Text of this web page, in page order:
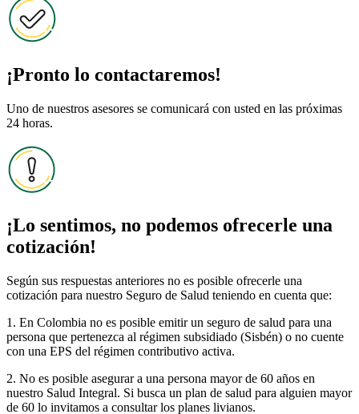
¡Pronto lo contactaremos!
Uno de nuestros asesores se comunicará con usted en las próximas
24 horas.
¡Lo sentimos, no podemos ofrecerle una
cotización!
Según sus respuestas anteriores no es posible ofrecerle una
cotización para nuestro Seguro de Salud teniendo en cuenta que:
1. En Colombia no es posible emitir un seguro de salud para una
persona que pertenezca al régimen subsidiado (Sisbén) o no cuente
con una EPS del régimen contributivo activa.
2. No es posible asegurar a una persona mayor de 60 años en
nuestro Salud Integral. Si busca un plan de salud para alguien mayor
de 60 lo invitamos a consultar los planes livianos.